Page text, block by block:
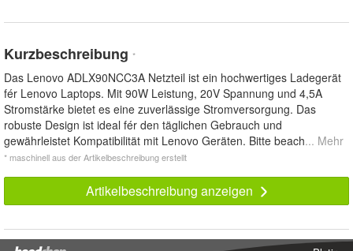
Kurzbeschreibung *
Das Lenovo ADLX90NCC3A Netzteil ist ein hochwertiges Ladegerät
fér Lenovo Laptops. Mit 90W Leistung, 20V Spannung und 4,5A
Stromstärke bietet es eine zuverlässige Stromversorgung. Das
robuste Design ist ideal fér den täglichen Gebrauch und
gewährleistet Kompatibilität mit Lenovo Geräten. Bitte beach... Mehr
* maschinell aus der Artikelbeschreibung erstellt
Artikelbeschreibung anzeigen